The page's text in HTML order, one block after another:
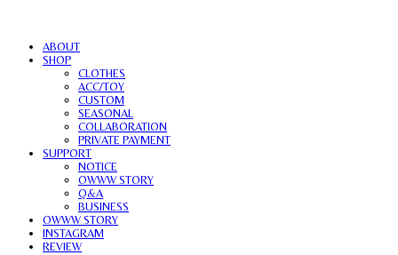
ABOUT
SHOP
CLOTHES
ACC/TOY
CUSTOM
SEASONAL
COLLABORATION
PRIVATE PAYMENT
SUPPORT
NOTICE
OWWW STORY
Q&A
BUSINESS
OWWW STORY
INSTAGRAM
REVIEW